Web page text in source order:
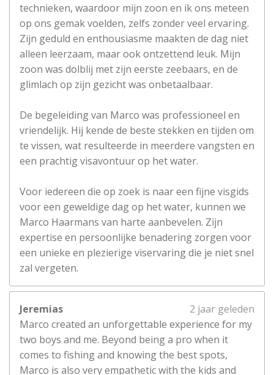
technieken, waardoor mijn zoon en ik ons meteen
op ons gemak voelden, zelfs zonder veel ervaring.
Zijn geduld en enthousiasme maakten de dag niet
alleen leerzaam, maar ook ontzettend leuk. Mijn
zoon was dolblij met zijn eerste zeebaars, en de
glimlach op zijn gezicht was onbetaalbaar.
De begeleiding van Marco was professioneel en
vriendelijk. Hij kende de beste stekken en tijden om
te vissen, wat resulteerde in meerdere vangsten en
een prachtig visavontuur op het water.
Voor iedereen die op zoek is naar een fijne visgids
voor een geweldige dag op het water, kunnen we
Marco Haarmans van harte aanbevelen. Zijn
expertise en persoonlijke benadering zorgen voor
een unieke en plezierige viservaring die je niet snel
zal vergeten.
Jeremias
2 jaar geleden
Marco created an unforgettable experience for my
two boys and me. Beyond being a pro when it
comes to fishing and knowing the best spots,
Marco is also very empathetic with the kids and